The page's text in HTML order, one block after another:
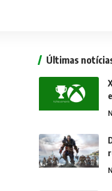
Últimas